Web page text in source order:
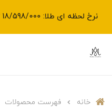
نرخ لحظه ای طلا: 18/598/000 تومان
خانه فهرست محصولات